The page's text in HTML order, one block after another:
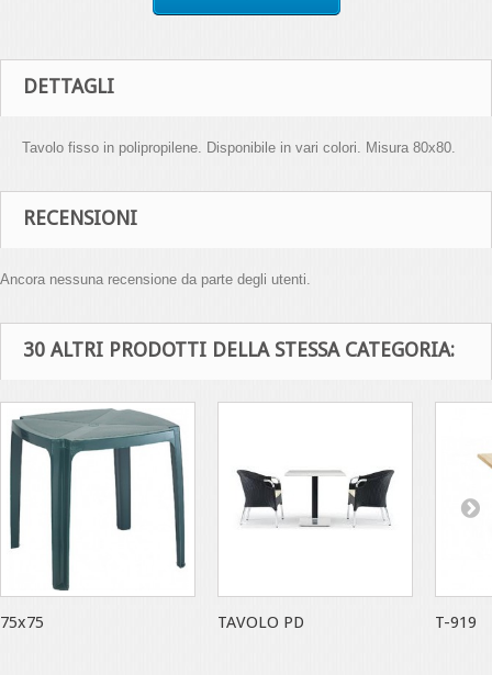
DETTAGLI
Tavolo fisso in polipropilene. Disponibile in vari colori. Misura 80x80.
RECENSIONI
Ancora nessuna recensione da parte degli utenti.
30 ALTRI PRODOTTI DELLA STESSA CATEGORIA:
75x75 TAVOLO PD T-919